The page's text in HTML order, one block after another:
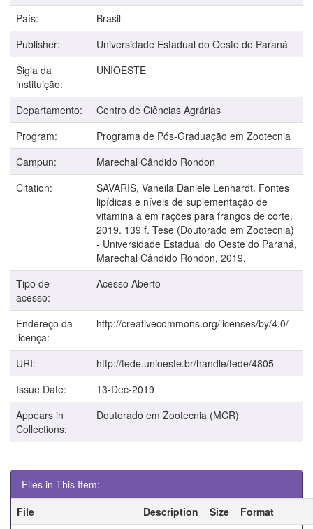
País:
Brasil
Publisher:
Universidade Estadual do Oeste do Paraná
Sigla da
instituição:
UNIOESTE
Departamento:
Centro de Ciências Agrárias
Program:
Programa de Pós-Graduação em Zootecnia
Campun:
Marechal Cândido Rondon
Citation:
SAVARIS, Vaneila Daniele Lenhardt. Fontes
lipídicas e níveis de suplementação de
vitamina a em rações para frangos de corte.
2019. 139 f. Tese (Doutorado em Zootecnia)
- Universidade Estadual do Oeste do Paraná,
Marechal Cândido Rondon, 2019.
Tipo de
acesso:
Acesso Aberto
Endereço da
licença:
http://creativecommons.org/licenses/by/4.0/
URI:
http://tede.unioeste.br/handle/tede/4805
Issue Date:
13-Dec-2019
Appears in
Collections:
Doutorado em Zootecnia (MCR)
Files in This Item:
File
Description Size
Format